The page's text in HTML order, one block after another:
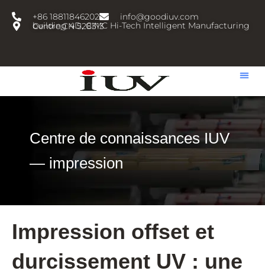
+86 18811846202
info@goodiuv.com
building 4D, CIMC Hi-Tech Intelligent Manufacturing Centre,CN 528313
Centre de connaissances IUV
— impression
Impression offset et
durcissement UV : une